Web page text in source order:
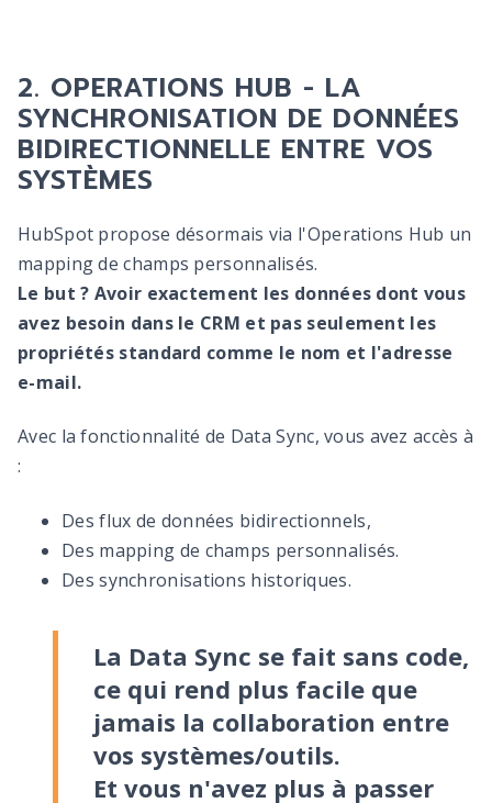
2. OPERATIONS HUB - LA
SYNCHRONISATION DE DONNÉES
BIDIRECTIONNELLE ENTRE VOS
SYSTÈMES
HubSpot propose désormais via l'Operations Hub un
mapping de champs personnalisés.
Le but ? Avoir exactement les données dont vous
avez besoin dans le CRM et pas seulement les
propriétés standard comme le nom et l'adresse
e-mail.
Avec la fonctionnalité de Data Sync, vous avez accès à
:
Des flux de données bidirectionnels,
Des mapping de champs personnalisés.
Des synchronisations historiques.
La Data Sync se fait sans code,
ce qui rend plus facile que
jamais la collaboration entre
vos systèmes/outils.
Et vous n'avez plus à passer